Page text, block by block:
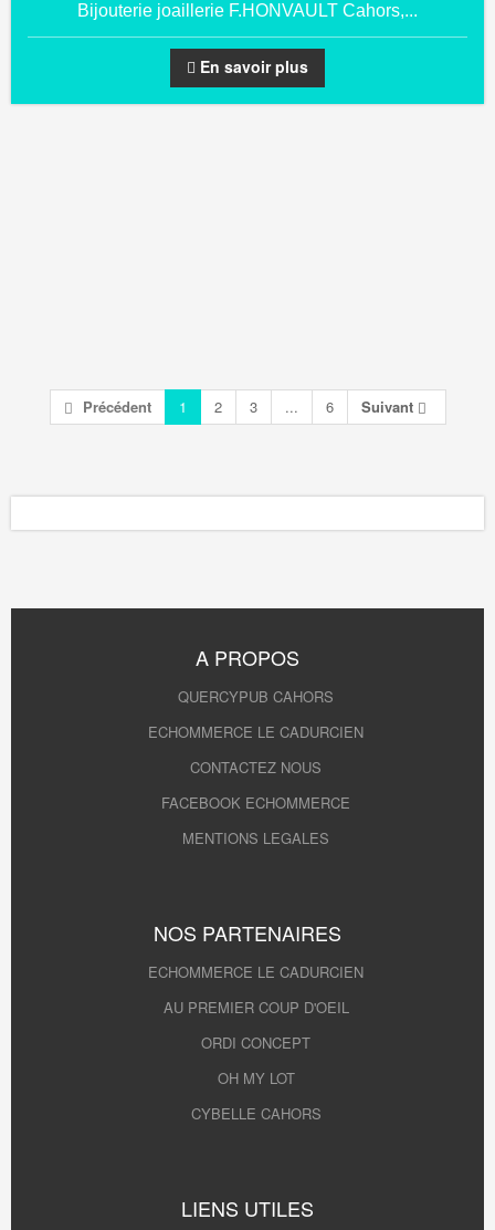
Bijouterie joaillerie F.HONVAULT Cahors,...
En savoir plus
Précédent 1 2 3 ... 6 Suivant
A PROPOS
QUERCYPUB CAHORS
ECHOMMERCE LE CADURCIEN
CONTACTEZ NOUS
FACEBOOK ECHOMMERCE
MENTIONS LEGALES
NOS PARTENAIRES
ECHOMMERCE LE CADURCIEN
AU PREMIER COUP D'OEIL
ORDI CONCEPT
OH MY LOT
CYBELLE CAHORS
LIENS UTILES